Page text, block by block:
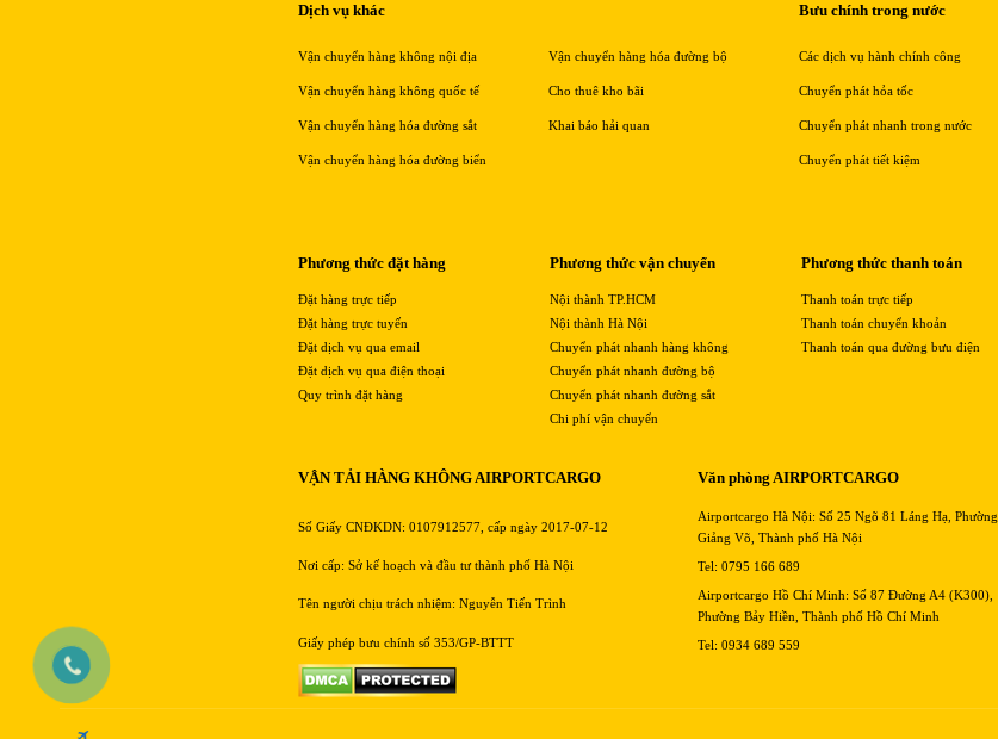
Dịch vụ khác
Vận chuyển hàng không nội địa
Vận chuyển hàng không quốc tế
Vận chuyển hàng hóa đường sắt
Vận chuyển hàng hóa đường biển
Vận chuyển hàng hóa đường bộ
Cho thuê kho bãi
Khai báo hải quan
Bưu chính trong nước
Các dịch vụ hành chính công
Chuyển phát hỏa tốc
Chuyển phát nhanh trong nước
Chuyển phát tiết kiệm
Phương thức đặt hàng
Đặt hàng trực tiếp
Đặt hàng trực tuyến
Đặt dịch vụ qua email
Đặt dịch vụ qua điện thoại
Quy trình đặt hàng
Phương thức vận chuyển
Nội thành TP.HCM
Nội thành Hà Nội
Chuyển phát nhanh hàng không
Chuyển phát nhanh đường bộ
Chuyển phát nhanh đường sắt
Chi phí vận chuyển
Phương thức thanh toán
Thanh toán trực tiếp
Thanh toán chuyển khoản
Thanh toán qua đường bưu điện
VẬN TẢI HÀNG KHÔNG AIRPORTCARGO
Số Giấy CNĐKDN: 0107912577, cấp ngày 2017-07-12
Nơi cấp: Sở kế hoạch và đầu tư thành phố Hà Nội
Tên người chịu trách nhiệm: Nguyễn Tiến Trình
Giấy phép bưu chính số 353/GP-BTTT
Văn phòng AIRPORTCARGO
Airportcargo Hà Nội: Số 25 Ngõ 81 Láng Hạ, Phường
Giảng Võ, Thành phố Hà Nội
Tel: 0795 166 689
Airportcargo Hồ Chí Minh: Số 87 Đường A4 (K300),
Phường Bảy Hiền, Thành phố Hồ Chí Minh
Tel: 0934 689 559